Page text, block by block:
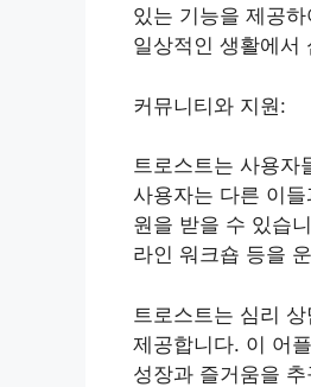
있는 기능을 제공
일상적인 생활에서
커뮤니티와 지원:
트로스트는 사용자
사용자는 다른 이
원을 받을 수 있습
라인 워크숍 등을
트로스트는 심리
제공합니다. 이 어
성장과 즐거움을